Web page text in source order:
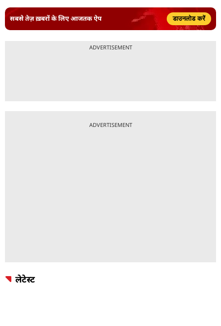
सबसे तेज़ ख़बरों के लिए आजतक ऐप डाउनलोड करें
ADVERTISEMENT
ADVERTISEMENT
लेटेस्ट